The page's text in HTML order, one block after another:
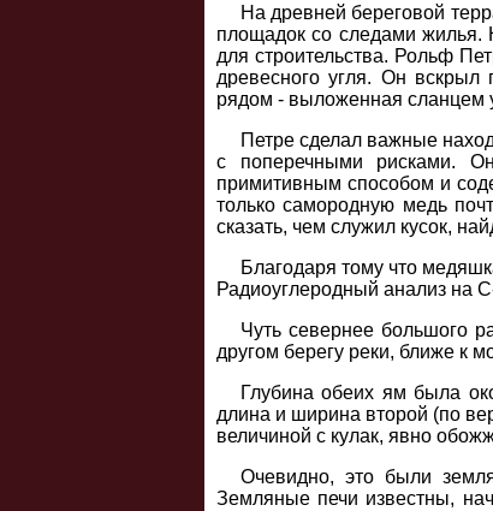
На древней береговой
площадок со следами жилья.
для строительства. Рольф
древесного угля. Он
рядом - выложенная сланцем
Петре сделал важные
с поперечными рисками.
примитивным способом и
только самородную медь
сказать, чем служил кусок,
Благодаря тому что
Радиоуглеродный анализ на
Чуть севернее большого
другом берегу реки, ближе к
Глубина обеих ям была
длина и ширина второй (по
величиной с кулак, явно
Очевидно, это были
Земляные печи известны,